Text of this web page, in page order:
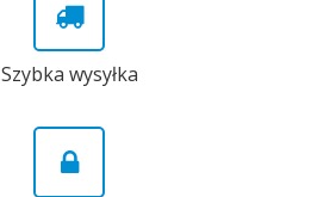
Szybka wysyłka